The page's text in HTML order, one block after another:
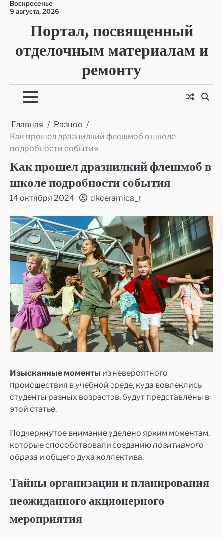
Перейти
содержимому
Воскресенье
9 августа, 2026
Портал, посвященный
отделочным материалам и
ремонту
Главная
Разное
Как прошел дразнилкий флешмоб в школе
подробности события
Как прошел дразнилкий флешмоб в
школе подробности события
14 октября 2024 dkceramica_r
Изысканные моменты из невероятного
происшествия в учебной среде, куда вовлеклись
студенты разных возрастов, будут представлены в
этой статье.
Подчеркнутое внимание уделено ярким моментам,
которые способствовали созданиюпозитивного
образа и общего духа коллектива.
Тайны организации и планирования
неожиданного акционерного
мероприятия